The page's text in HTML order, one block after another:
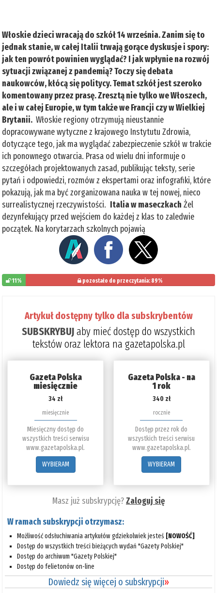
Włoskie dzieci wracają do szkół 14 września. Zanim się to
jednak stanie, w całej Italii trwają gorące dyskusje i spory:
jak ten powrót powinien wyglądać? I jak wpłynie na rozwój
sytuacji związanej z pandemią? Toczy się debata
naukowców, kłócą się politycy. Temat szkół jest szeroko
komentowany przez prasę. Zresztą nie tylko we Włoszech,
ale i w całej Europie, w tym także we Francji czy w Wielkiej
Brytanii. Włoskie regiony otrzymują nieustannie
dopracowywane wytyczne z krajowego Instytutu Zdrowia,
dotyczące tego, jak ma wyglądać zabezpieczenie szkół w trakcie
ich ponownego otwarcia. Prasa od wielu dni informuje o
szczegółach projektowanych zasad, publikując teksty, serie
pytań i odpowiedzi, rozmów z ekspertami oraz infografiki, które
pokazują, jak ma być zorganizowana nauka w tej nowej, nieco
surrealistycznej rzeczywistości. Italia w maseczkach Żel
dezynfekujący przed wejściem do każdej z klas to zaledwie
początek. Na korytarzach szkolnych pojawią
11% pozostało do przeczytania: 89%
Artykuł dostępny tylko dla subskrybentów
SUBSKRYBUJaby mieć dostęp do wszystkich
tekstów oraz lektora na gazetapolska.pl
Gazeta Polska
miesięcznie
34 zł
miesięcznie
Miesięczny dostęp do
wszystkich treści serwisu
www.gazetapolska.pl.
WYBIERAM
Gazeta Polska - na
1 rok
340 zł
rocznie
Dostęp przez rok do
wszystkich treści serwisu
www.gazetapolska.pl.
WYBIERAM
Masz już subskrypcję?Zaloguj się
W ramach subskrypcji otrzymasz:
Możliwość odsłuchiwania artykułów gdziekolwiek jesteś [NOWOŚĆ]
Dostęp do wszystkich treści bieżących wydań "Gazety Polskiej"
Dostęp do archiwum "Gazety Polskiej"
Dostęp do felietonów on-line
Dowiedz się więcej o subskrypcji»